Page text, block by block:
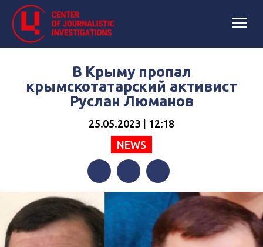
В Крыму пропал
крымскотатарский активист
Руслан Люманов
25.05.2023 | 12:18
NEWS
FacebookTwitterTelegram